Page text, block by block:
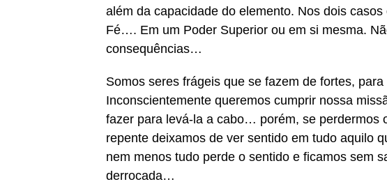
além da capacidade do elemento. Nos dois
Fé…. Em um Poder Superior ou em si mesma.
consequências…
Somos seres frágeis que se fazem de fortes,
Inconscientemente queremos cumprir nossa
fazer para levá-la a cabo… porém, se perdermos
repente deixamos de ver sentido em tudo aquilo
nem menos tudo perde o sentido e ficamos sem
derrocada…